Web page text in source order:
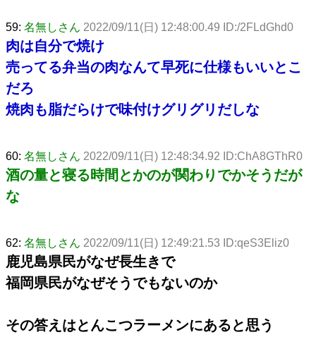
59: 名無しさん 2022/09/11(日) 12:48:00.49 ID:/2FLdGhd0
肉は自分で焼け
売ってる弁当の肉なんて早死に仕様もいいとこ
だろ
焼肉も脂だらけで味付けグリグリだしな
60: 名無しさん 2022/09/11(日) 12:48:34.92 ID:ChA8GThR0
酒の量と寝る時間とかのが関わりでかそうだが
な
62: 名無しさん 2022/09/11(日) 12:49:21.53 ID:qeS3Eliz0
鹿児島県民がなぜ長生きで
福岡県民がなぜそうでもないのか
その答えはとんこつラーメンにあると思う